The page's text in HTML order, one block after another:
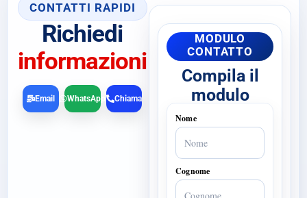
CONTATTI RAPIDI
Richiedi
informazioni
Chiama
Email WhatsApp
MODULO
CONTATTO
Compila il
modulo
Nome
Cognome